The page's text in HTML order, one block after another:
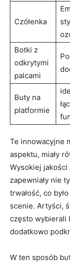
Czółenka
Botki z
odkrytymi
palcami
Buty na
platformie
Te innowacyjne
aspektu, miały
Wysokiej jakości
zapewniały nie
trwałość, co
scenie. Artyści,
często wybierali
dodatkowo
W ten sposób